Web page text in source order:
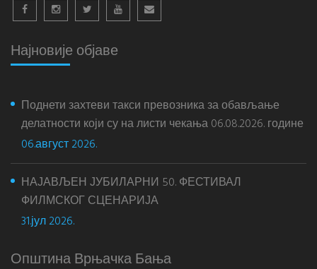
Најновије објаве
Поднети захтеви такси превозника за обављање
делатности који су на листи чекања 06.08.2026. године
06.август 2026.
НАЈАВЉЕН ЈУБИЛАРНИ 50. ФЕСТИВАЛ
ФИЛМСКОГ СЦЕНАРИЈА
31.јул 2026.
Општина Врњачка Бања